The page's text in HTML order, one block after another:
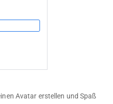
Avatar erstellen und Spaß